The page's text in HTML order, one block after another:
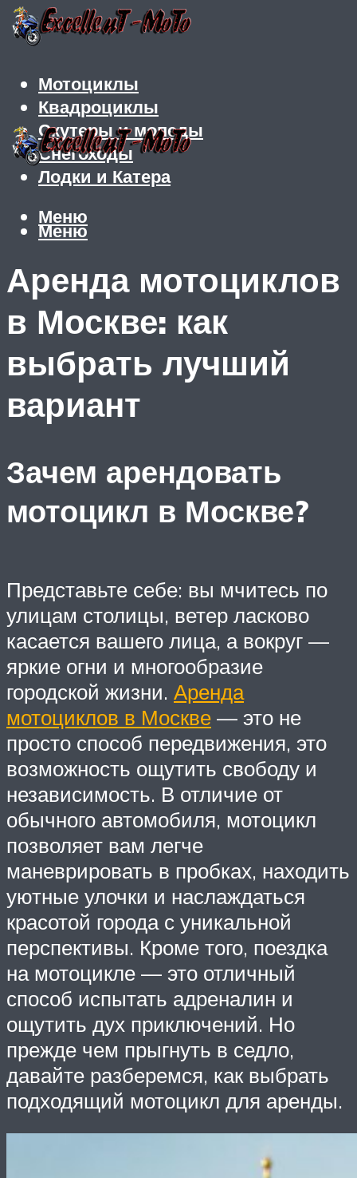
Мотоциклы
Квадроциклы
Скутеры и мопеды
Снегоходы
Лодки и Катера
Меню
Меню
Аренда мотоциклов
в Москве: как
выбрать лучший
вариант
Зачем арендовать
мотоцикл в Москве?
Представьте себе: вы мчитесь по
улицам столицы, ветер ласково
касается вашего лица, а вокруг —
яркие огни и многообразие
городской жизни. Аренда
мотоциклов в Москве — это не
просто способ передвижения, это
возможность ощутить свободу и
независимость. В отличие от
обычного автомобиля, мотоцикл
позволяет вам легче
маневрировать в пробках, находить
уютные улочки и наслаждаться
красотой города с уникальной
перспективы. Кроме того, поездка
на мотоцикле — это отличный
способ испытать адреналин и
ощутить дух приключений. Но
прежде чем прыгнуть в седло,
давайте разберемся, как выбрать
подходящий мотоцикл для аренды.